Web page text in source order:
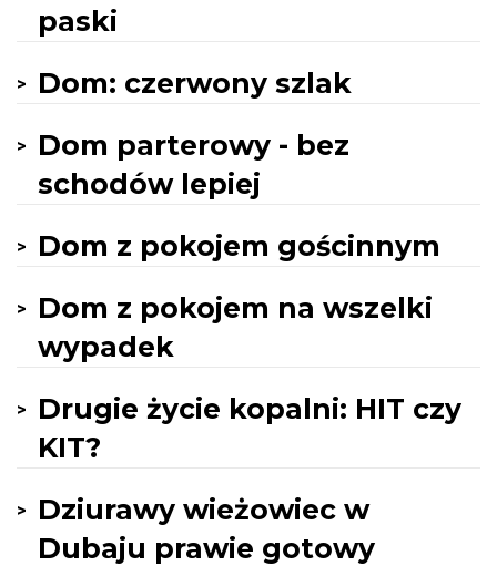
paski
Dom: czerwony szlak
Dom parterowy - bez
schodów lepiej
Dom z pokojem gościnnym
Dom z pokojem na wszelki
wypadek
Drugie życie kopalni: HIT czy
KIT?
Dziurawy wieżowiec w
Dubaju prawie gotowy